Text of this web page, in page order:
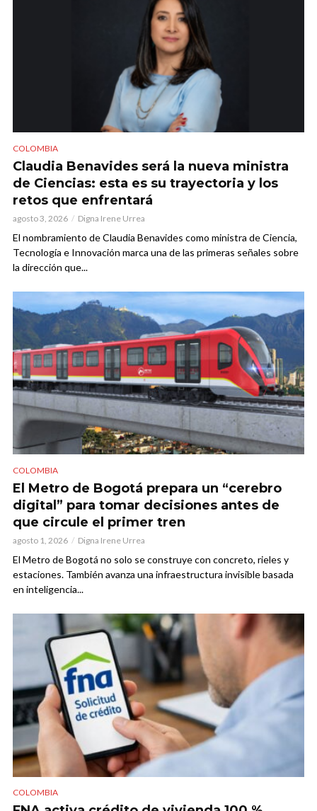
COLOMBIA
Claudia Benavides será la nueva ministra
de Ciencias: esta es su trayectoria y los
retos que enfrentará
agosto 3, 2026 Digna Irene Urrea
El nombramiento de Claudia Benavides como ministra de Ciencia,
Tecnología e Innovación marca una de las primeras señales sobre
la dirección que...
COLOMBIA
El Metro de Bogotá prepara un “cerebro
digital” para tomar decisiones antes de
que circule el primer tren
agosto 1, 2026 Digna Irene Urrea
El Metro de Bogotá no solo se construye con concreto, rieles y
estaciones. También avanza una infraestructura invisible basada
en inteligencia...
COLOMBIA